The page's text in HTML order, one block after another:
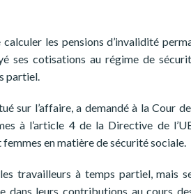
les pensions d’invalidité
ses cotisations au régime de
partiel.
sur l’affaire, a demandé à la Cour
à l’article 4 de la Directive de
en matière de sécurité sociale.
travailleurs à temps partiel, mais
leurs contributions au cours